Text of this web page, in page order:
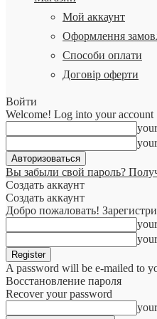
Мой аккаунт
Оформлення
Способи оплати
Договір оферти
Войти
Welcome! Log into your account
Вы забыли свой пароль?
Создать аккаунт
Создать аккаунт
Добро пожаловать!
A password will be e-mailed to
Восстановление пароля
Recover your password